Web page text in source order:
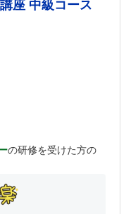
座 中級コース
の研修を受けた方の